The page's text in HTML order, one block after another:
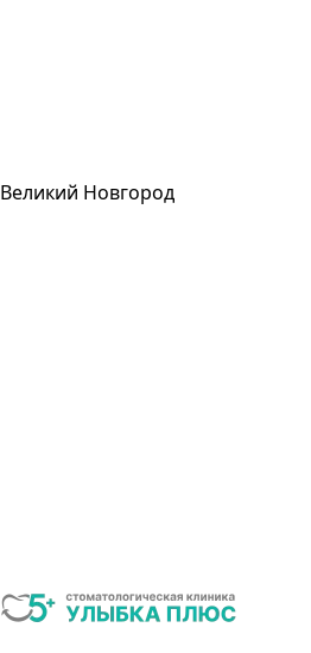
Великий Новгород